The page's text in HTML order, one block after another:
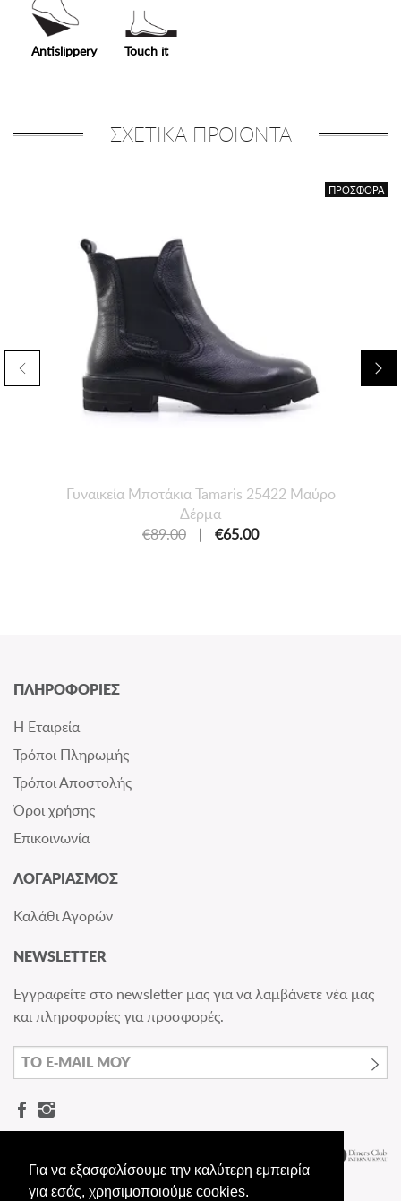
Για να εξασφαλίσουμε την καλύτερη εμπειρία
για εσάς, χρησιμοποιούμε cookies.
Antislippery Touch it
ΣΧΕΤΙΚΑ ΠΡΟΪΟΝΤΑ
ΠΡΟΣΦΟΡΑ
Γυναικεία Mποτάκια Tamaris 25422 Μαύρο
Δέρμα
€89.00
| €65.00
ΠΛΗΡΟΦΟΡΙΕΣ
Η Εταιρεία
Τρόποι Πληρωμής
Τρόποι Αποστολής
Όροι χρήσης
Επικοινωνία
ΛΟΓΑΡΙΑΣΜΟΣ
Καλάθι Αγορών
NEWSLETTER
Εγγραφείτε στο newsletter μας για να λαμβάνετε νέα μας
και πληροφορίες για προσφορές.